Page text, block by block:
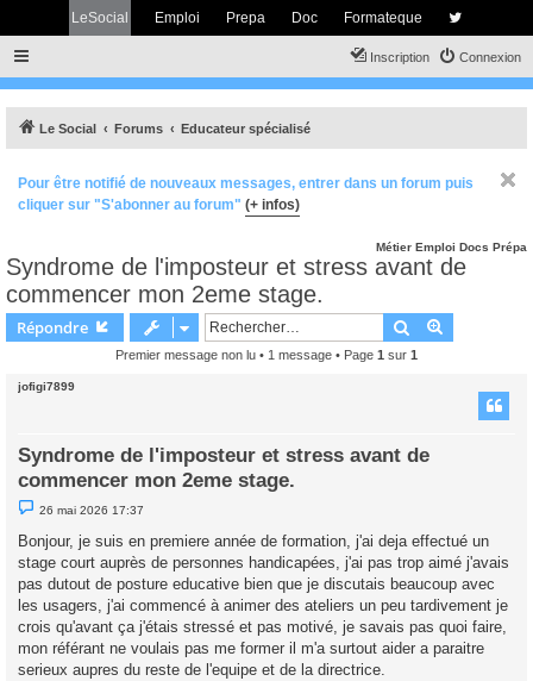
LeSocial Emploi Prepa Doc Formateque
Connexion
Inscription
Le Social Forums Educateur spécialisé
Pour être notifié de nouveaux messages, entrer dans un forum puis
cliquer sur "S'abonner au forum" (+ infos)
Métier Emploi Docs Prépa
Syndrome de l'imposteur et stress avant de
commencer mon 2eme stage.
Répondre Rechercher
Premier message non lu • 1 message • Page 1 sur 1
jofigi7899
Syndrome de l'imposteur et stress avant de
commencer mon 2eme stage.
M
e
s
a
g
e
n
o
n
l
u
26 mai 2026 17:37
Bonjour, je suis en premiere année de formation, j'ai deja effectué un
stage court auprès de personnes handicapées, j'ai pas trop aimé j'avais
pas dutout de posture educative bien que je discutais beaucoup avec
les usagers, j'ai commencé à animer des ateliers un peu tardivement je
crois qu'avant ça j'étais stressé et pas motivé, je savais pas quoi faire,
mon référant ne voulais pas me former il m'a surtout aider a paraitre
serieux aupres du reste de l'equipe et de la directrice.